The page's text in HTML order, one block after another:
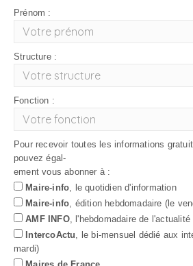
Prénom :
Structure :
Fonction :
Pour recevoir toutes les informations
pouvez égal-
ement vous abonner à :
Maire-info , le quotidien d'information
Maire-info , édition hebdomadaire (le
AMF INFO, l'hebdomadaire de
IntercoActu , le bi-mensuel dédié aux
mardi)